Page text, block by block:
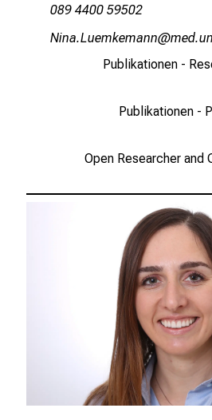
089 4400 59502
Tlug-VfivoivgJuu
Publikationen -
Publikationen -
Open Researcher and